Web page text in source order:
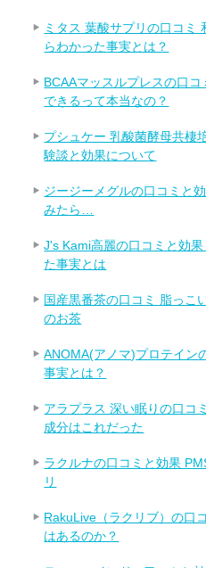
ミタス 葉酸サプリの口コミ
らわかった事実とは？
BCAAマッスルプレスの口
できるって本当なの？
プシュケー 乳酸菌酵母共棲
験談と効果について
ジージーメグルの口コミと
みたら…
J's Kami高麗の口コミと効
た事実とは
国産黒番茶の口コミ 脂っこ
のお茶
ANOMA(アノマ)プロテイン
事実とは？
アラプラス 深い眠りの口
成分はこれだった
ラクルナの口コミと効果
リ
RakuLive（ラクリブ）の口
はあるのか？